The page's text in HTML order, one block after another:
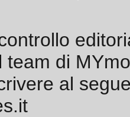
team di
al